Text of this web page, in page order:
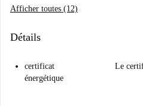
Afficher toutes (12)
Détails
certificat
énergétique
Le